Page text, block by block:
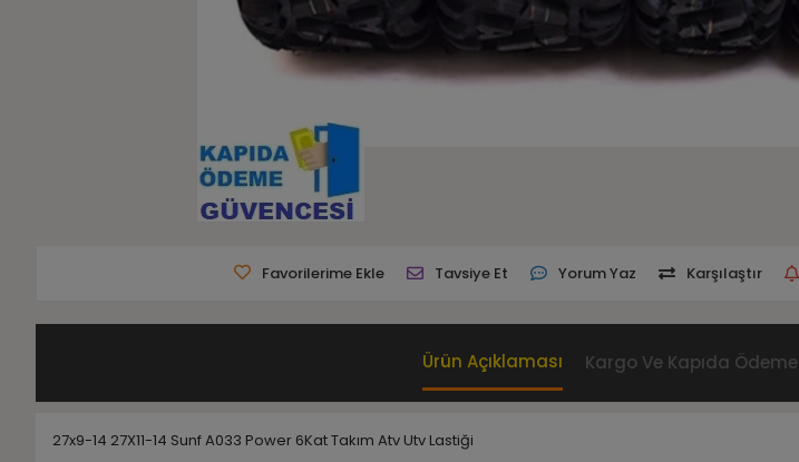
Favorilerime Ekle Tavsiye Et Yorum Yaz Karşılaştır
Ürün Açıklaması Kargo Ve Kapıda Ödeme
27x9-14 27X11-14 Sunf A033 Power 6Kat Takım Atv Utv Lastiği